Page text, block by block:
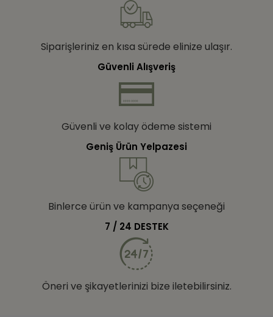
Siparişleriniz en kısa sürede elinize ulaşır.
Güvenli Alışveriş
Güvenli ve kolay ödeme sistemi
Geniş Ürün Yelpazesi
Binlerce ürün ve kampanya seçeneği
7 / 24 DESTEK
Öneri ve şikayetlerinizi bize iletebilirsiniz.